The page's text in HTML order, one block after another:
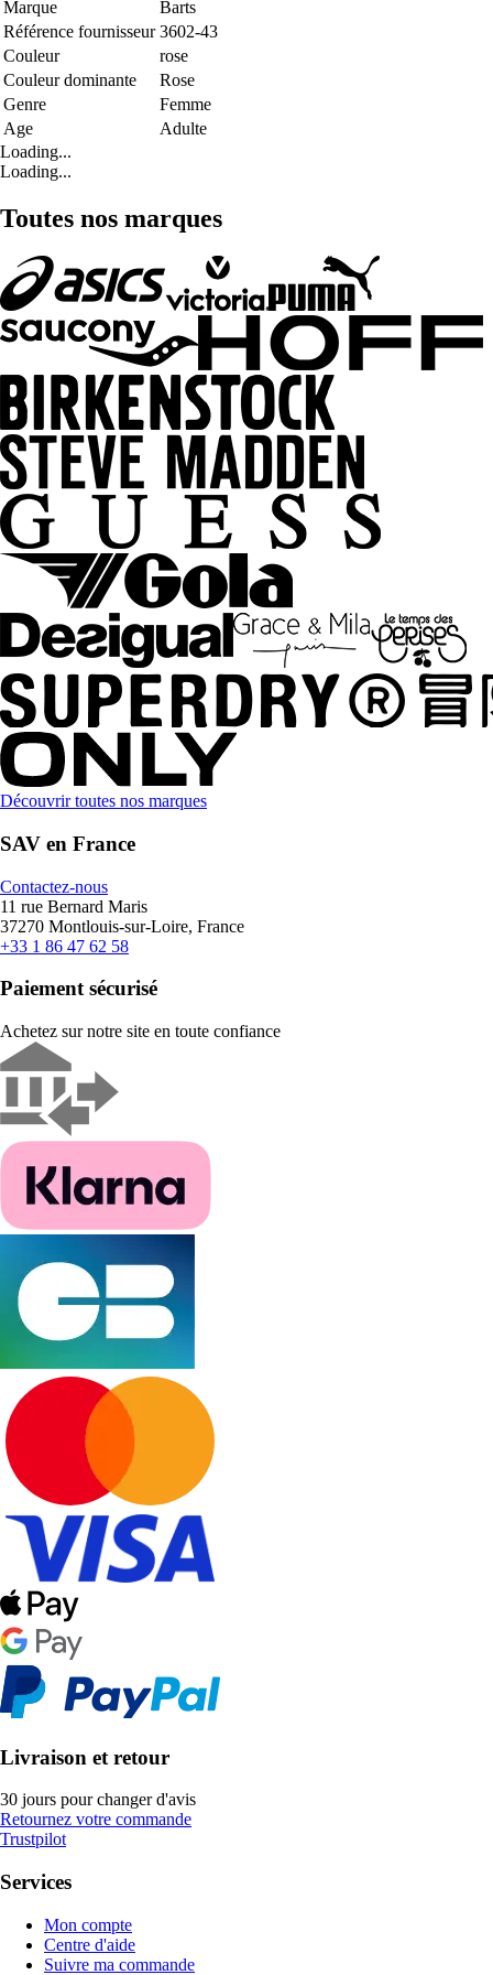
Marque
Barts
Référence fournisseur 3602-43
Couleur
rose
Couleur dominante
Rose
Genre
Femme
Age
Adulte
Loading...
Loading...
Toutes nos marques
Découvrir toutes nos marques
SAV en France
Contactez-nous
11 rue Bernard Maris
37270 Montlouis-sur-Loire, France
+33 1 86 47 62 58
Paiement sécurisé
Achetez sur notre site en toute confiance
Livraison et retour
30 jours pour changer d'avis
Retournez votre commande
Trustpilot
Services
Mon compte
Centre d'aide
Suivre ma commande